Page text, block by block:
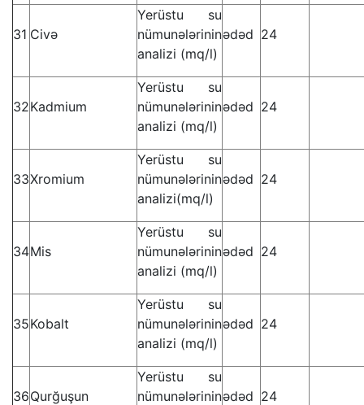
31 Civə
Yerüstu su
nümunələrinin
analizi (mq/l)
ədəd 24
32Kadmium
Yerüstu su
nümunələrinin
analizi (mq/l)
ədəd 24
33Xromium
Yerüstu su
nümunələrinin
analizi(mq/l)
ədəd 24
34Mis
Yerüstu su
nümunələrinin
analizi (mq/l)
ədəd 24
35Kobalt
Yerüstu su
nümunələrinin
analizi (mq/l)
ədəd 24
36Qurğuşun
Yerüstu su
nümunələrininədəd 24